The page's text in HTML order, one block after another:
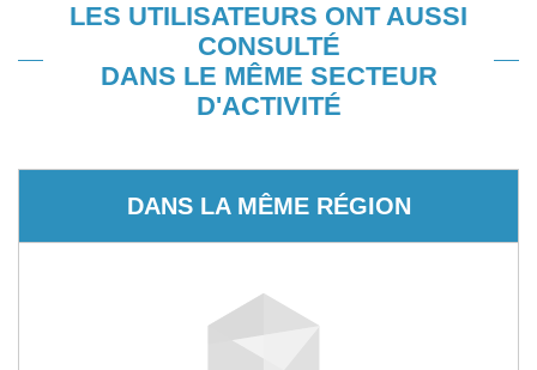
LES UTILISATEURS ONT AUSSI
CONSULTÉ
DANS LE MÊME SECTEUR
D'ACTIVITÉ
DANS LA MÊME RÉGION